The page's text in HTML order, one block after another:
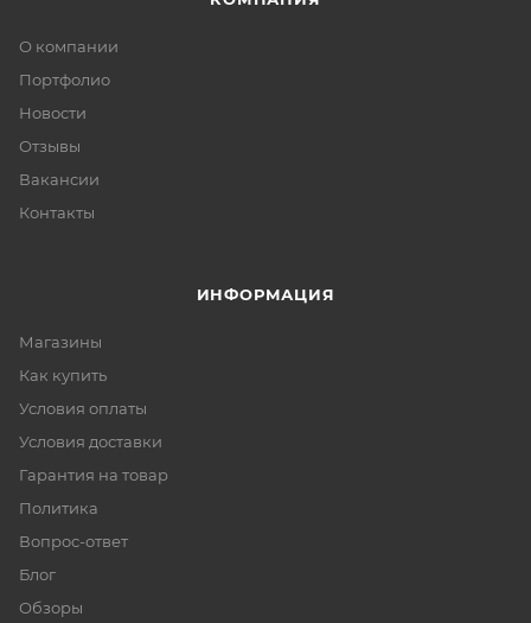
О компании
Портфолио
Новости
Отзывы
Вакансии
Контакты
ИНФОРМАЦИЯ
Магазины
Как купить
Условия оплаты
Условия доставки
Гарантия на товар
Политика
Вопрос-ответ
Блог
Обзоры